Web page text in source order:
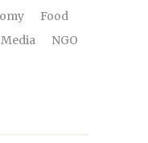
Food
Media
NGO